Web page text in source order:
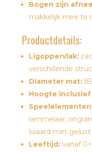
Bogen zijn
makkelijk mee te
Productdetails:
Ligoppervlak:
verschillende
Diameter mat:
Hoogte
rammelaar,
luiaard met geluid
Leeftijd:vanaf